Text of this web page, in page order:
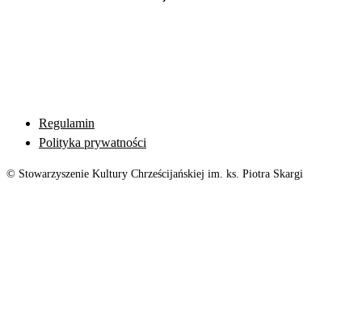
Regulamin
Polityka prywatności
© Stowarzyszenie Kultury Chrześcijańskiej im. ks. Piotra Skargi